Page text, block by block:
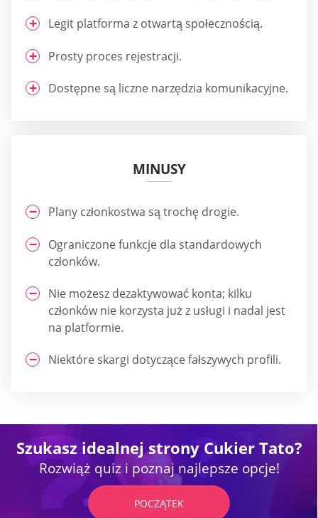
Legit platforma z otwartą społecznością.
Prosty proces rejestracji.
Dostępne są liczne narzędzia komunikacyjne.
MINUSY
Plany członkostwa są trochę drogie.
Ograniczone funkcje dla standardowych
członków.
Nie możesz dezaktywować konta; kilku
członków nie korzysta już z usługi i nadal jest
na platformie.
Niektóre skargi dotyczące fałszywych profili.
Szukasz idealnej strony Cukier Tato?
Rozwiąż quiz i poznaj najlepsze opcje!
POCZĄTEK